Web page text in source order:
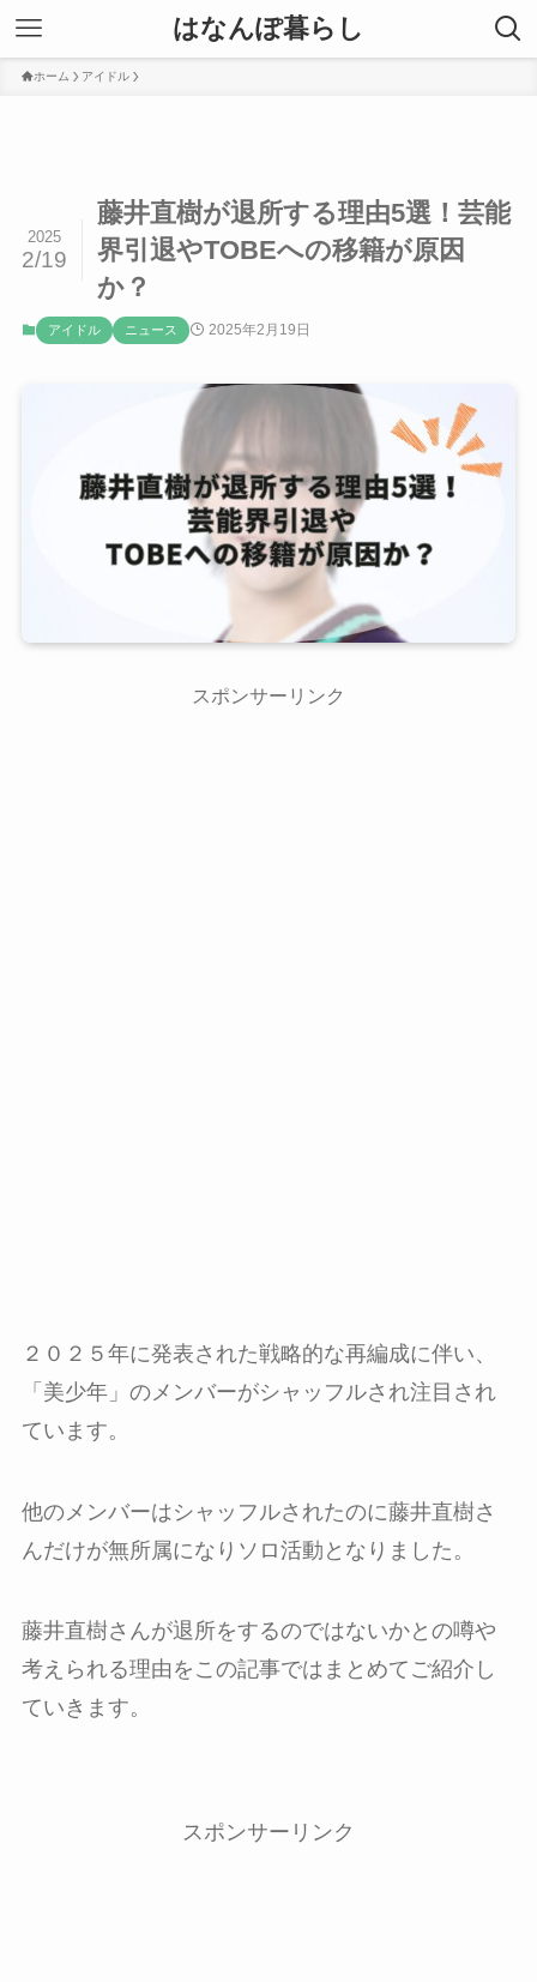
はなんぽ暮らし
ホーム アイドル
藤井直樹が退所する理由5選！芸能
界引退やTOBEへの移籍が原因
か？
2025
2/19
アイドル ニュース 2025年2月19日
スポンサーリンク
２０２５年に発表された戦略的な再編成に伴い、
「美少年」のメンバーがシャッフルされ注目され
ています。
他のメンバーはシャッフルされたのに藤井直樹さ
んだけが無所属になりソロ活動となりました。
藤井直樹さんが退所をするのではないかとの噂や
考えられる理由をこの記事ではまとめてご紹介し
ていきます。
スポンサーリンク